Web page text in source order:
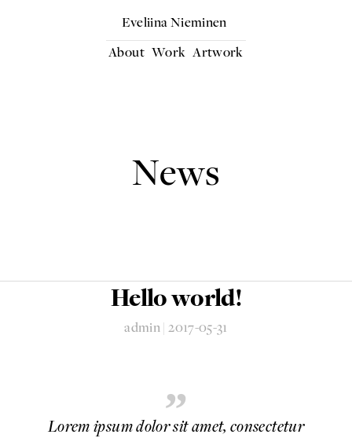
Eveliina Nieminen
About Work Artwork
News
Hello world!
admin |2017-05-31
Lorem ipsum dolor sit amet, consectetur